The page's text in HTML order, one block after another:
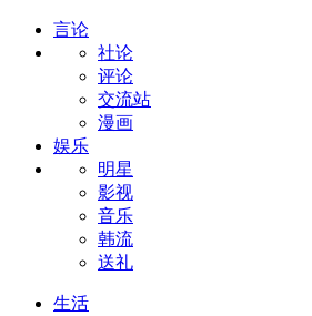
言论
社论
评论
交流站
漫画
娱乐
明星
影视
音乐
韩流
送礼
生活